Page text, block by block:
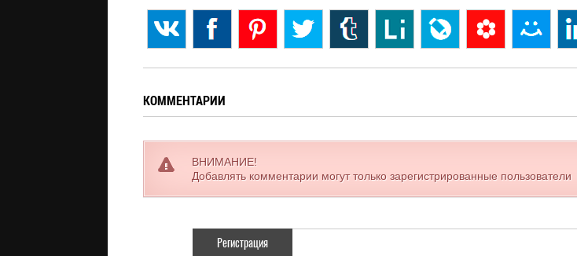
КОММЕНТАРИИ
ВНИМАНИЕ!
Добавлять комментарии могут только зарегистрированные пользователи
Регистрация